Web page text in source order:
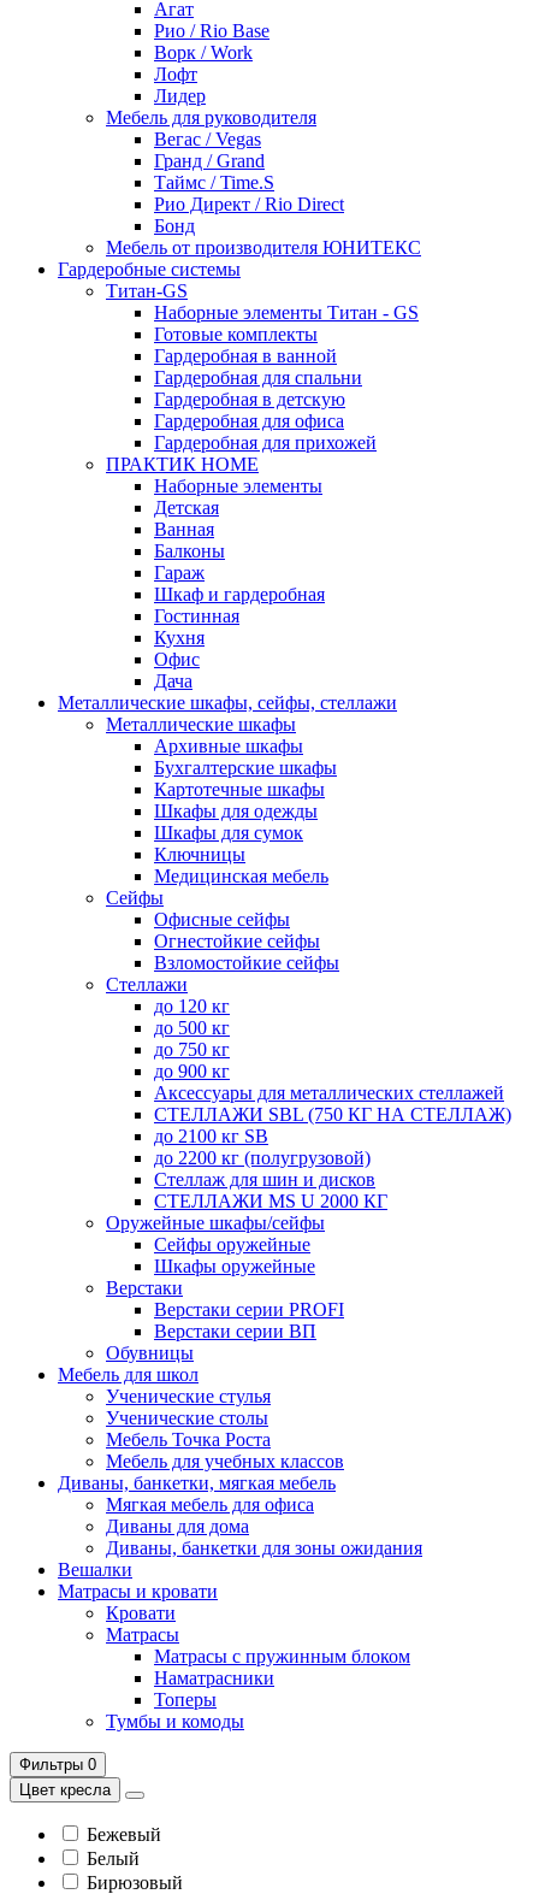
Агат
Рио / Rio Base
Ворк / Work
Лофт
Лидер
Мебель для руководителя
Вегас / Vegas
Гранд / Grand
Таймс / Time.S
Рио Директ / Rio Direct
Бонд
Мебель от производителя ЮНИТЕКС
Гардеробные системы
Титан-GS
Наборные элементы Титан - GS
Готовые комплекты
Гардеробная в ванной
Гардеробная для спальни
Гардеробная в детскую
Гардеробная для офиса
Гардеробная для прихожей
ПРАКТИК HOME
Наборные элементы
Детская
Ванная
Балконы
Гараж
Шкаф и гардеробная
Гостинная
Кухня
Офис
Дача
Металлические шкафы, сейфы, стеллажи
Металлические шкафы
Архивные шкафы
Бухгалтерские шкафы
Картотечные шкафы
Шкафы для одежды
Шкафы для сумок
Ключницы
Медицинская мебель
Сейфы
Офисные сейфы
Огнестойкие сейфы
Взломостойкие сейфы
Стеллажи
до 120 кг
до 500 кг
до 750 кг
до 900 кг
Аксессуары для металлических стеллажей
СТЕЛЛАЖИ SBL (750 КГ НА СТЕЛЛАЖ)
до 2100 кг SB
до 2200 кг (полугрузовой)
Стеллаж для шин и дисков
СТЕЛЛАЖИ MS U 2000 КГ
Оружейные шкафы/сейфы
Сейфы оружейные
Шкафы оружейные
Верстаки
Верстаки серии PROFI
Верстаки серии ВП
Обувницы
Мебель для школ
Ученические стулья
Ученические столы
Мебель Точка Роста
Мебель для учебных классов
Диваны, банкетки, мягкая мебель
Мягкая мебель для офиса
Диваны для дома
Диваны, банкетки для зоны ожидания
Вешалки
Матрасы и кровати
Кровати
Матрасы
Матрасы с пружинным блоком
Наматрасники
Топеры
Тумбы и комоды
Фильтры 0
Цвет кресла
Бежевый
Белый
Бирюзовый